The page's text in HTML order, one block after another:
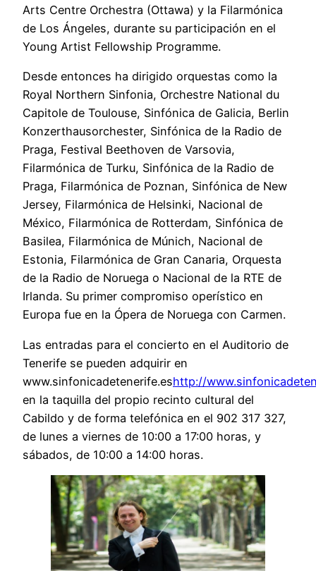
Arts Centre Orchestra (Ottawa) y la Filarmónica
de Los Ángeles, durante su participación en el
Young Artist Fellowship Programme.
Desde entonces ha dirigido orquestas como la
Royal Northern Sinfonia, Orchestre National du
Capitole de Toulouse, Sinfónica de Galicia, Berlin
Konzerthausorchester, Sinfónica de la Radio de
Praga, Festival Beethoven de Varsovia,
Filarmónica de Turku, Sinfónica de la Radio de
Praga, Filarmónica de Poznan, Sinfónica de New
Jersey, Filarmónica de Helsinki, Nacional de
México, Filarmónica de Rotterdam, Sinfónica de
Basilea, Filarmónica de Múnich, Nacional de
Estonia, Filarmónica de Gran Canaria, Orquesta
de la Radio de Noruega o Nacional de la RTE de
Irlanda. Su primer compromiso operístico en
Europa fue en la Ópera de Noruega con Carmen.
Las entradas para el concierto en el Auditorio de
Tenerife se pueden adquirir en
www.sinfonicadetenerife.eshttp://
en la taquilla del propio recinto cultural del
Cabildo y de forma telefónica en el 902 317 327,
de lunes a viernes de 10:00 a 17:00 horas, y
sábados, de 10:00 a 14:00 horas.